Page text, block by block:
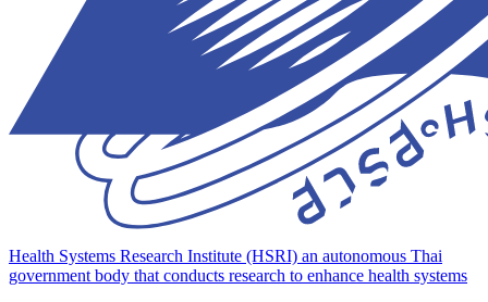
Health Systems Research Institute (HSRI) an autonomous Thai
government body that conducts research to enhance health systems